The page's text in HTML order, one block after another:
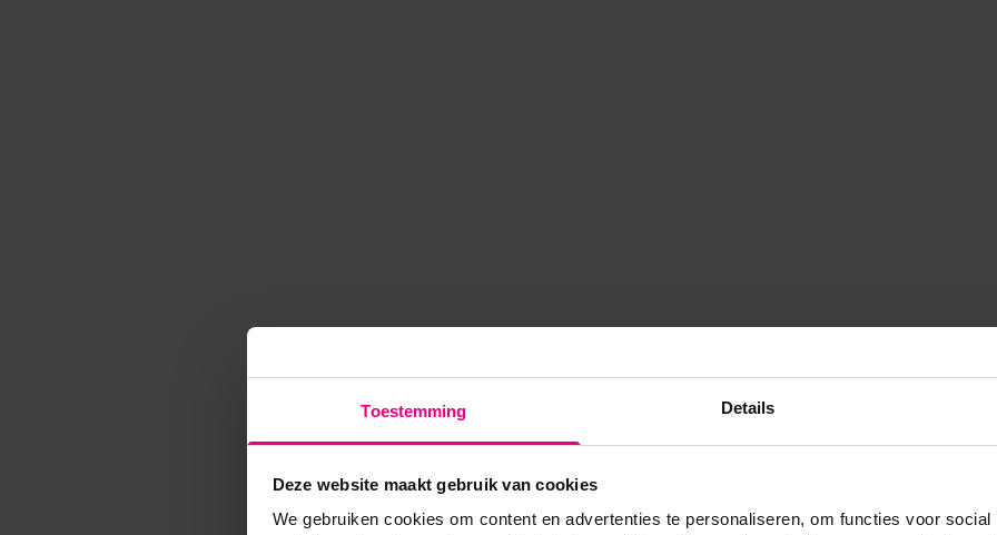
Toestemming Details
Deze website maakt gebruik van cookies
We gebruiken cookies om content en advertenties te personaliseren, om functies voor